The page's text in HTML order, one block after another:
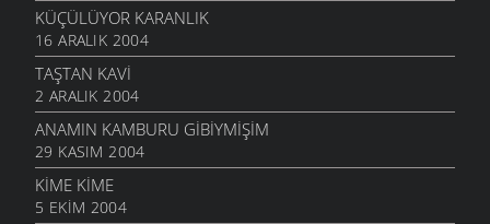
KÜÇÜLÜYOR KARANLIK
16 ARALIK 2004
TAŞTAN KAVİ
2 ARALIK 2004
ANAMIN KAMBURU GIBIYMIŞIM
29 KASIM 2004
KİME KİME
5 EKIM 2004